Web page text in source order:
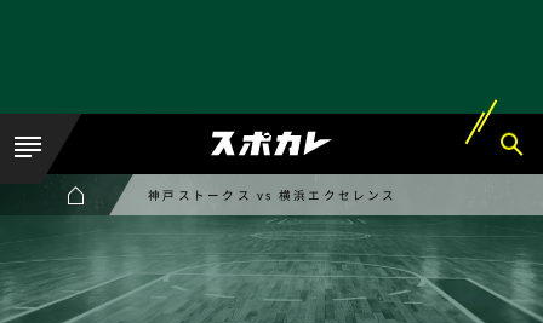
神戸ストークス vs 横浜エクセレンス